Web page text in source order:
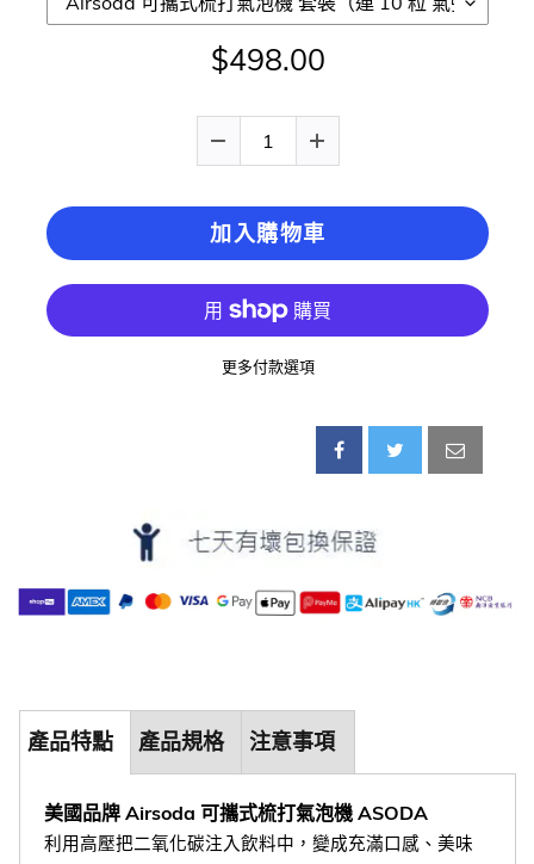
$498.00
加入購物車
更多付款選項
產品特點 產品規格 注意事項
美國品牌 Airsoda 可攜式梳打氣泡機 ASODA
利用高壓把二氧化碳注入飲料中，變成充滿口感、美味